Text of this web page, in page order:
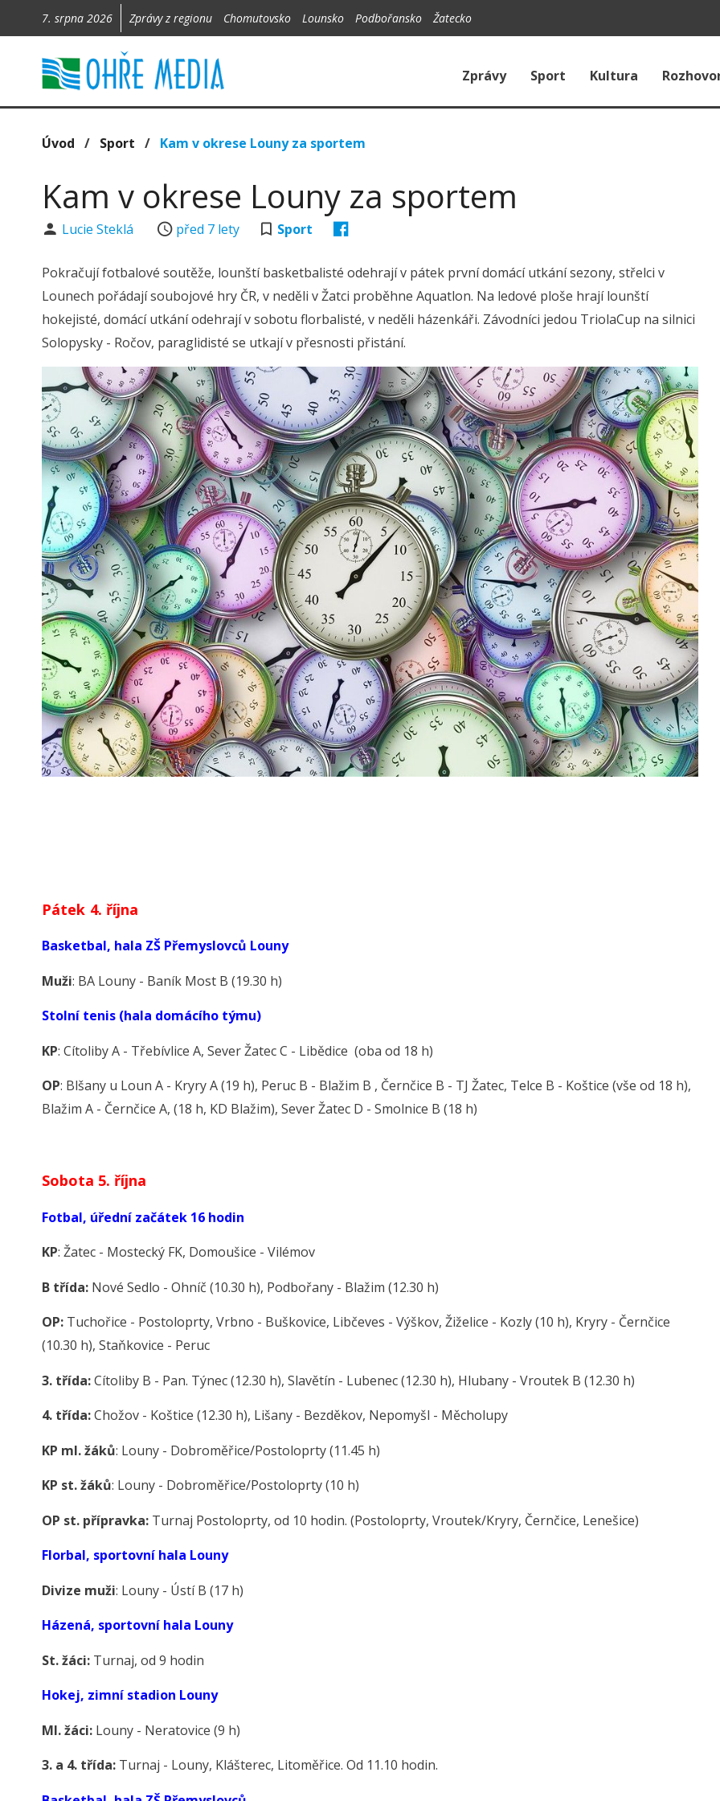
7. srpna 2026 Zprávy z regionu Chomutovsko Lounsko Podbořansko Žatecko
Zprávy Sport Kultura
Úvod / Sport / Kam v okrese Louny za sportem
Kam v okrese Louny za sportem
Lucie Steklá před 7 lety Sport
Pokračují fotbalové soutěže, lounští basketbalisté odehrají v pátek první domácí utkání sezony, střelci v
Lounech pořádají soubojové hry ČR, v neděli v Žatci proběhne Aquatlon. Na ledové ploše hrají lounští
hokejisté, domácí utkání odehrají v sobotu florbalisté, v neděli házenkáři. Závodníci jedou TriolaCup na silnici
Solopysky - Ročov, paraglidisté se utkají v přesnosti přistání.
Pátek 4. října
Basketbal, hala ZŠ Přemyslovců Louny
Muži: BA Louny - Baník Most B (19.30 h)
Stolní tenis (hala domácího týmu)
KP: Cítoliby A - Třebívlice A, Sever Žatec C - Libědice (oba od 18 h)
OP: Blšany u Loun A - Kryry A (19 h), Peruc B - Blažim B , Černčice B - TJ Žatec, Telce B - Koštice (vše od 18 h),
Blažim A - Černčice A, (18 h, KD Blažim), Sever Žatec D - Smolnice B (18 h)
Sobota 5. října
Fotbal, úřední začátek 16 hodin
KP: Žatec - Mostecký FK, Domoušice - Vilémov
B třída: Nové Sedlo - Ohníč (10.30 h), Podbořany - Blažim (12.30 h)
OP: Tuchořice - Postoloprty, Vrbno - Buškovice, Libčeves - Výškov, Žiželice - Kozly (10 h), Kryry - Černčice
(10.30 h), Staňkovice - Peruc
3. třída:Cítoliby B - Pan. Týnec (12.30 h), Slavětín - Lubenec (12.30 h), Hlubany - Vroutek B (12.30 h)
4. třída:Chožov - Koštice (12.30 h), Lišany - Bezděkov, Nepomyšl - Měcholupy
KP ml. žáků: Louny - Dobroměřice/Postoloprty (11.45 h)
KP st. žáků: Louny - Dobroměřice/Postoloprty (10 h)
OP st. přípravka: Turnaj Postoloprty, od 10 hodin. (Postoloprty, Vroutek/Kryry, Černčice, Lenešice)
Florbal, sportovní hala Louny
Divize muži: Louny - Ústí B (17 h)
Házená, sportovní hala Louny
St. žáci: Turnaj, od 9 hodin
Hokej, zimní stadion Louny
Ml. žáci: Louny - Neratovice (9 h)
3. a 4. třída: Turnaj - Louny, Klášterec, Litoměřice. Od 11.10 hodin.